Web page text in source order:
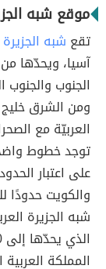
موقع شبه
تقع شبه الجزيرة
آسيا، ويحدّها
الجنوب
ومن الشرق خليج
العربيّة مع
توجد خطوط
على اعتبار
والكويت حدودًا
شبه الجزيرة العربية
المملكة